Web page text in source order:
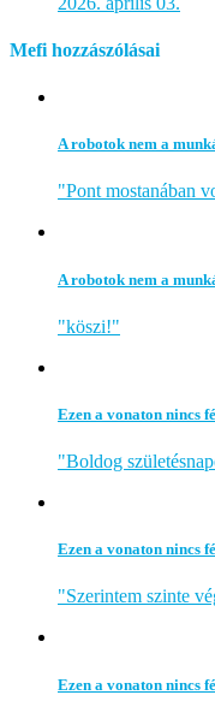
Mefi hozzászólásai
A robotok nem a
"Pont mostanában
A robotok nem a
"köszi!"
Ezen a vonaton nincs
"Boldog
Ezen a vonaton nincs
"Szerintem szinte
Ezen a vonaton nincs